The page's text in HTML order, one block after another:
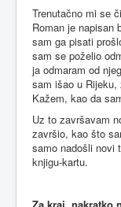
Trenutačno mi se
Roman je napisan
sam ga pisati
sam se poželio
ja odmaram od
sam išao u Rijeku,
Kažem, kao da
Uz to završavam
završio, kao što
samo nadošli novi
knjigu-kartu.